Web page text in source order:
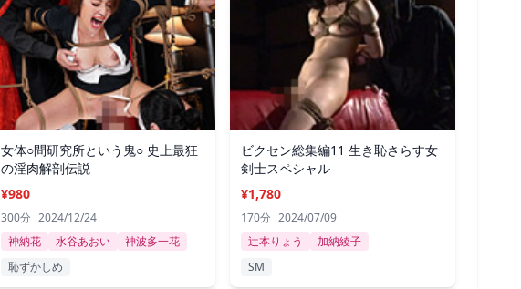
女体○問研究所という鬼○ 史上最狂
の淫肉解剖伝説
¥980
300分 2024/12/24
神納花
水谷あおい
神波多一花
恥ずかしめ
ビクセン総集編11 生き恥さらす女
剣士スペシャル
¥1,780
170分 2024/07/09
辻本りょう
加納綾子
SM